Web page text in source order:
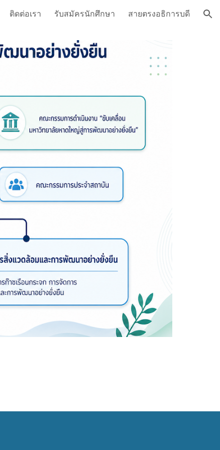
ติดต่อเรา รับสมัครนักศึกษา สายตรงอธิการบดี